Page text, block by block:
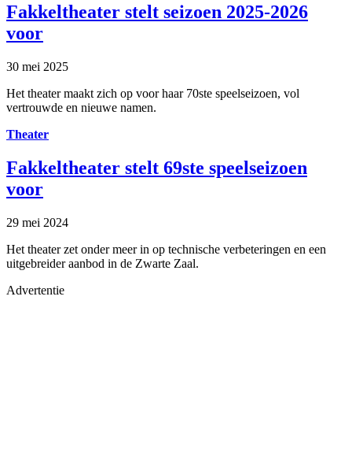
Fakkeltheater stelt seizoen 2025-2026
voor
30 mei 2025
Het theater maakt zich op voor haar 70ste speelseizoen, vol
vertrouwde en nieuwe namen.
Theater
Fakkeltheater stelt 69ste speelseizoen
voor
29 mei 2024
Het theater zet onder meer in op technische verbeteringen en een
uitgebreider aanbod in de Zwarte Zaal.
Advertentie